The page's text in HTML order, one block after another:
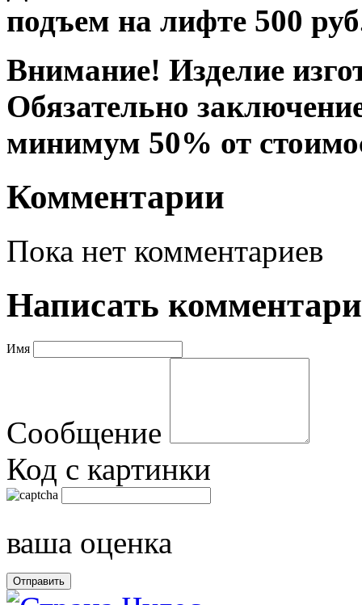
подъем на лифте 500
Внимание! Изделие
Обязательно
минимум 50% от
Комментарии
Пока нет комментариев
Написать
Имя
Сообщение
Код с картинки
ваша оценка